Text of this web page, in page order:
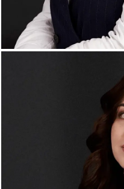
Bianca-